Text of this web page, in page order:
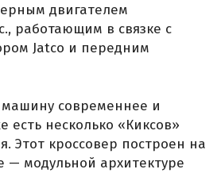
двигателем
работающим в связке с
Jatco и передним
машину современнее и
несколько «Киксов»
Этот кроссовер построен на
— модульной архитектуре